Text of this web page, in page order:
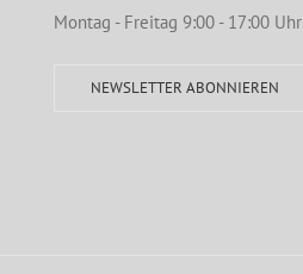
Montag - Freitag 9:00 - 17:00 Uhr
NEWSLETTER ABONNIEREN